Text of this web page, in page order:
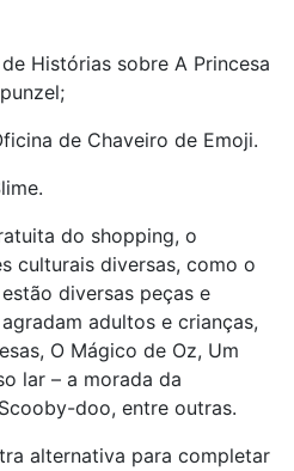
Histórias sobre A Princesa
de Chaveiro de Emoji.
do shopping, o
culturais diversas, como o
diversas peças e
adultos e crianças,
O Mágico de Oz, Um
lar – a morada da
doo, entre outras.
alternativa para completar